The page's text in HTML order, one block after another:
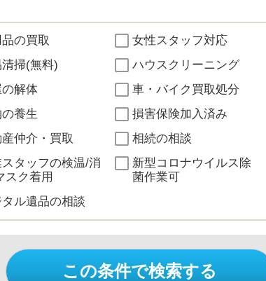
の買取 女性スタッフ対応
掃(無料)
ハウスクリーニング
解体
車・バイク買取処分
養生
損害保険加入済み
仲介・買取
相続の相談
タッフの検温/消
スク着用
新型コロナウイルス除
菌作業可
ル遺品の相談
この条件で検索する